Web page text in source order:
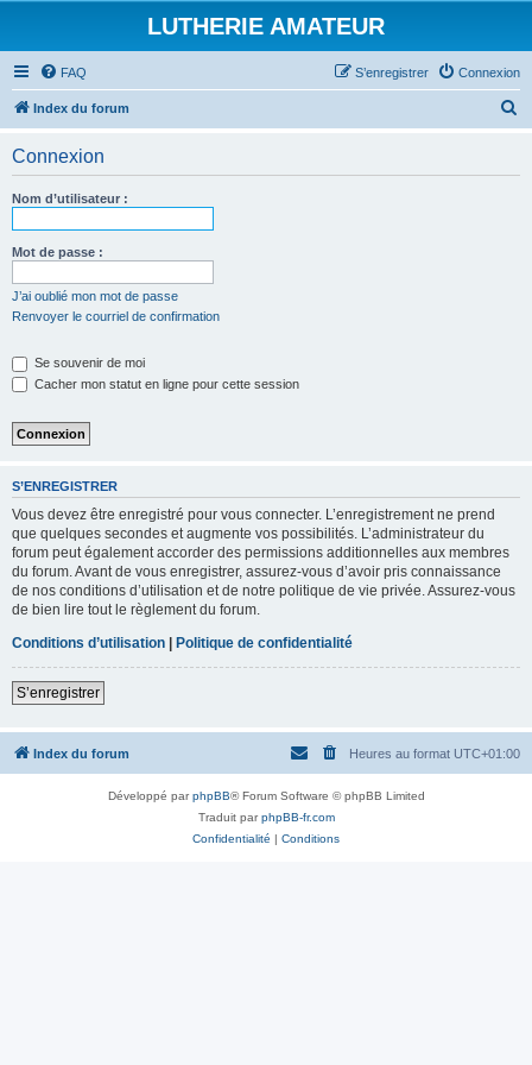
LUTHERIE AMATEUR
FAQ Connexion
S’enregistrer
Index du forum
Connexion
Nom d’utilisateur :
Mot de passe :
J’ai oublié mon mot de passe
Renvoyer le courriel de confirmation
Se souvenir de moi
Cacher mon statut en ligne pour cette session
S’ENREGISTRER
Vous devez être enregistré pour vous connecter. L’enregistrement ne prend
que quelques secondes et augmente vos possibilités. L’administrateur du
forum peut également accorder des permissions additionnelles aux membres
du forum. Avant de vous enregistrer, assurez-vous d’avoir pris connaissance
de nos conditions d’utilisation et de notre politique de vie privée. Assurez-vous
de bien lire tout le règlement du forum.
Conditions d’utilisation | Politique de confidentialité
S’enregistrer
Index du forum Heures au format UTC+01:00
Développé parphpBB® Forum Software © phpBB Limited
Traduit parphpBB-fr.com
Confidentialité | Conditions